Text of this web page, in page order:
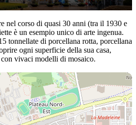
nel corso di quasi 30 anni (tra il 1930 e
è un esempio unico di arte ingenua.
tonnellate di porcellana rotta, porcellana
ogni superficie della sua casa,
vivaci modelli di mosaico.